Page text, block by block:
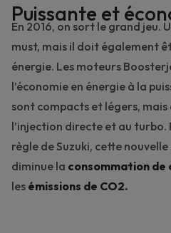
Puissante et
En 2016, on sort le grand jeu.
must, mais il doit également
énergie. Les moteurs
l’économie en énergie à la
sont compacts et légers, mais
l’injection directe et au turbo.
règle de Suzuki, cette
diminue la consommation de
les émissions de CO2.